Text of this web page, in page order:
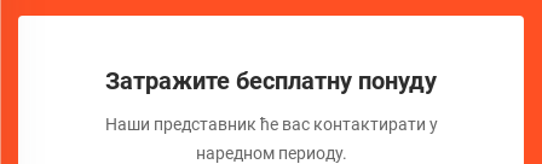
Затражите бесплатну понуду
Наши представник ће вас контактирати у
наредном периоду.